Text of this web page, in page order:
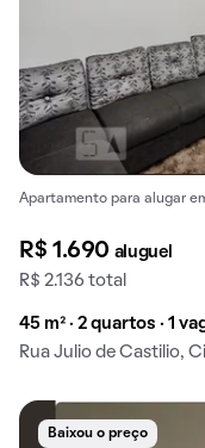
Apartamento para alugar
R$ 1.690 aluguel
R$ 2.136 total
45 m² · 2 quartos · 1
Rua Julio de Castilio,
Baixou o preço